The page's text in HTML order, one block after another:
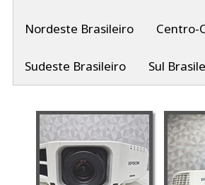
Nordeste Brasileiro Centro-
Sudeste Brasileiro Sul